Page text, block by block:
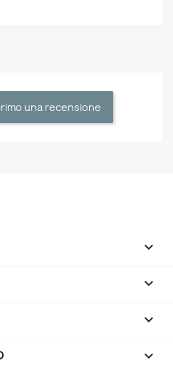
una recensione



keyboard_arrow_down